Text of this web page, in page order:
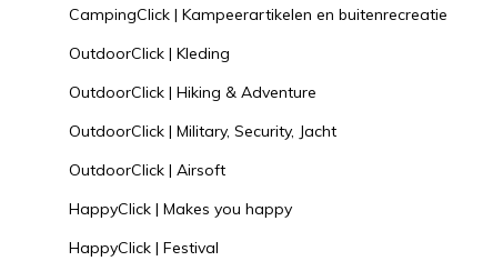
koop je eenvoudig online bij OutdoorClick!
CampingClick | Kampeerartikelen en buitenrecreatie
OutdoorClick | Kleding
OutdoorClick | Hiking & Adventure
OutdoorClick | Military, Security, Jacht
OutdoorClick | Airsoft
HappyClick | Makes you happy
HappyClick | Festival